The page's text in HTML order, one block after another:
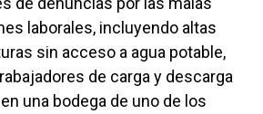
laborales, incluyendo altas
sin acceso a agua potable,
de carga y descarga
una bodega de uno de los